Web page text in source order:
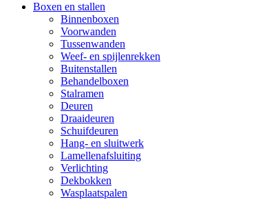
Boxen en stallen
Binnenboxen
Voorwanden
Tussenwanden
Weef- en spijlenrekken
Buitenstallen
Behandelboxen
Stalramen
Deuren
Draaideuren
Schuifdeuren
Hang- en sluitwerk
Lamellenafsluiting
Verlichting
Dekbokken
Wasplaatspalen